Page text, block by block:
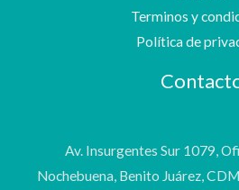
Terminos y
Política de
Av. Insurgentes Sur 1079,
Nochebuena, Benito Juárez,